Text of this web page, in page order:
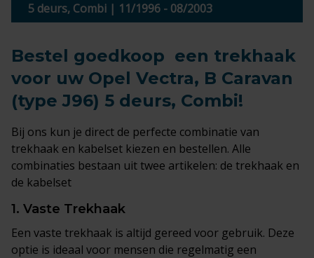
5 deurs, Combi | 11/1996 - 08/2003
Bestel goedkoop een trekhaak
voor uw Opel Vectra, B Caravan
(type J96) 5 deurs, Combi!
Bij ons kun je direct de perfecte combinatie van
trekhaak en kabelset kiezen en bestellen. Alle
combinaties bestaan uit twee artikelen: de trekhaak en
de kabelset
1. Vaste Trekhaak
Een vaste trekhaak is altijd gereed voor gebruik. Deze
optie is ideaal voor mensen die regelmatig een